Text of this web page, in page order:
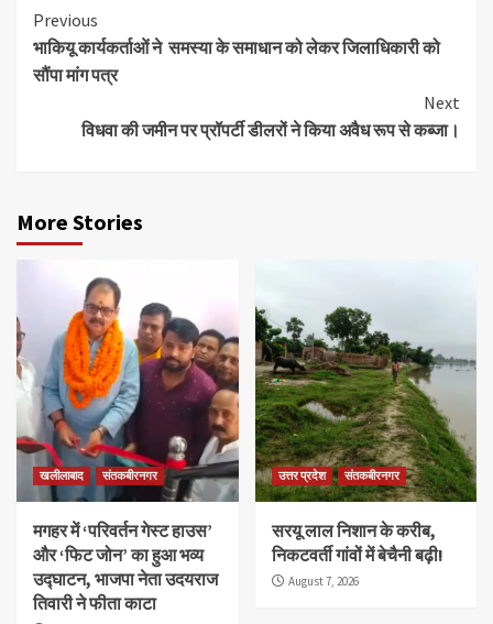
Continue
Reading
Previous
भाकियू कार्यकर्ताओं ने समस्या के समाधान को लेकर जिलाधिकारी को
सौंपा मांग पत्र
Next
विधवा की जमीन पर प्रॉपर्टी डीलरों ने किया अवैध रूप से कब्जा।
More Stories
खलीलाबाद संतकबीरनगर
मगहर में ‘परिवर्तन गेस्ट हाउस’
और ‘फिट जोन’ का हुआ भव्य
उद्घाटन, भाजपा नेता उदयराज
तिवारी ने फीता काटा
उत्तर प्रदेश संतकबीरनगर
सरयू लाल निशान के करीब,
निकटवर्ती गांवों में बेचैनी बढ़ी!
August 7, 2026